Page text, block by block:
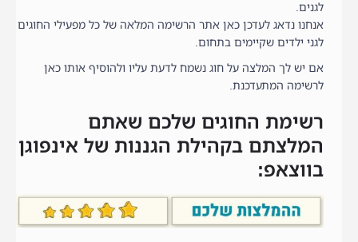
לגנים.
אנחנו נדאג לעדכן כאן אתר הרשימה המלאה של כל מפעילי החוגים
לגני ילדים שקיימים בתחום.
אם יש לך המלצה על חוג נשמח לדעת עליו ולהוסיף אותו כאן
לרשימה המתעדכנת.
רשימת החוגים שלכם שאתם
המלצתם בקהילת הגננות של אינפוגן
בווצאפ: